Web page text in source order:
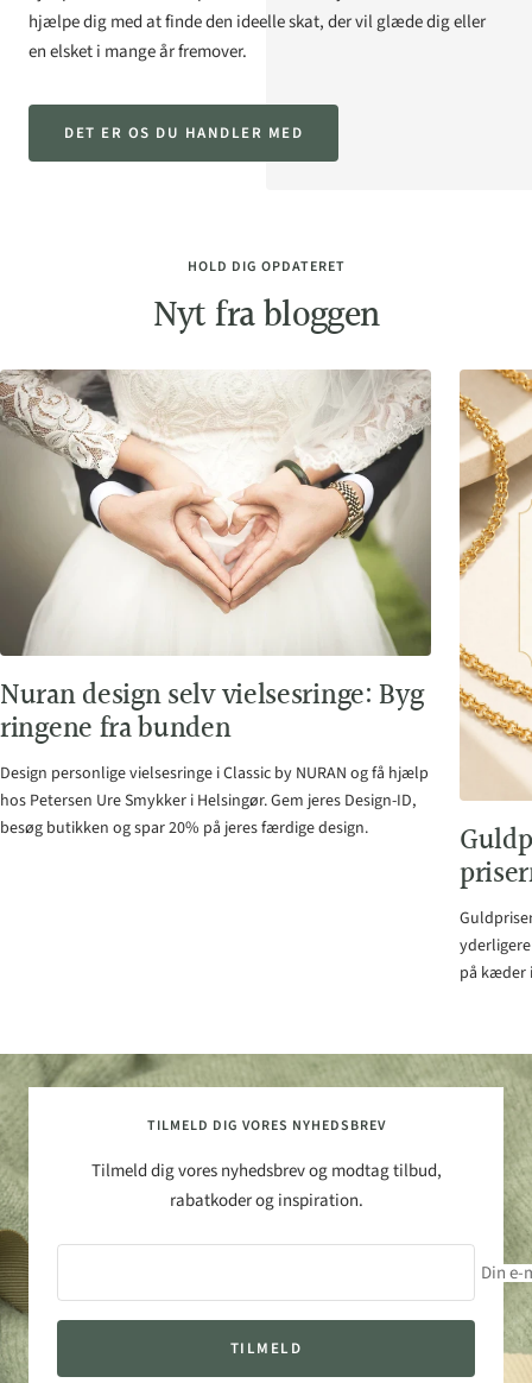
hjælpe dig med at finde den ideelle skat, der vil glæde dig eller
en elsket i mange år fremover.
DET ER OS DU HANDLER MED
HOLD DIG OPDATERET
Nyt fra bloggen
Nuran design selv vielsesringe: Byg
ringene fra bunden
Design personlige vielsesringe i Classic by NURAN og få hjælp
hos Petersen Ure Smykker i Helsingør. Gem jeres Design-ID,
besøg butikken og spar 20% på jeres færdige design.
på kæder
TILMELD DIG VORES NYHEDSBREV
Tilmeld dig vores nyhedsbrev og modtag tilbud,
rabatkoder og inspiration.
Din e-
TILMELD